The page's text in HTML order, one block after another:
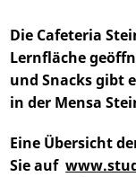
Die Cafeteria
Lernfläche
und Snacks gibt
in der Mensa
Eine Übersicht
Sie auf